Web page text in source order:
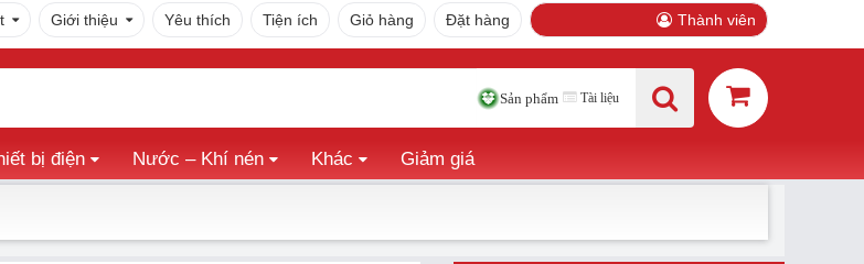
Giới thiệu Yêu thích Tiện ích Giỏ hàng Đặt hàng Thành viên
Sản phẩm Tài liệu
bị điện Nước – Khí nén Khác Giảm giá